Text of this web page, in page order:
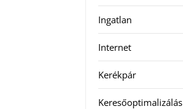
Ingatlan
Internet
Kerékpár
Keresőoptimalizálás